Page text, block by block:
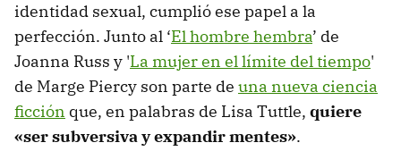
identidad sexual, cumplió ese papel a la
perfección. Junto al ‘El hombre hembra’ de
Joanna Russ y 'La mujer en el límite del tiempo'
de Marge Piercy son parte de una nueva ciencia
ficción que, en palabras de Lisa Tuttle, quiere
«ser subversiva y expandir mentes».